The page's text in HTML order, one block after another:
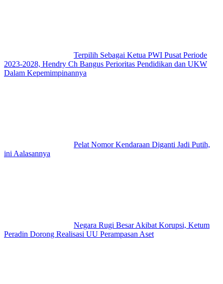
Terpilih Sebagai Ketua PWI Pusat Periode
2023-2028, Hendry Ch Bangus Perioritas Pendidikan dan UKW
Dalam Kepemimpinannya
Pelat Nomor Kendaraan Diganti Jadi Putih,
ini Aalasannya
Negara Rugi Besar Akibat Korupsi, Ketum
Peradin Dorong Realisasi UU Perampasan Aset